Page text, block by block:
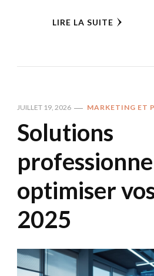
LIRE LA SUITE
JUILLET 19, 2026 MARKETING ET
Solutions
optimiser
2025